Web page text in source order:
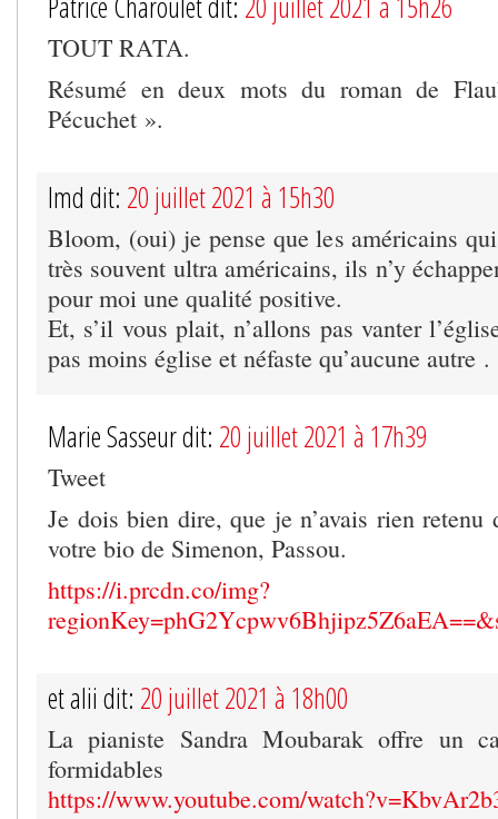
TOUT RATA.
Résumé en deux mots du roman de
Pécuchet ».
lmd dit: 20 juillet 2021 à 15h30
Bloom, (oui) je pense que les américains
très souvent ultra américains, ils n’y
pour moi une qualité positive.
Et, s’il vous plait, n’allons pas vanter
pas moins église et néfaste qu’aucune autre .
Marie Sasseur dit: 20 juillet 2021 à 17h39
Tweet
Je dois bien dire, que je n’avais rien retenu
votre bio de Simenon, Passou.
https://i.prcdn.co/img?
et alii dit: 20 juillet 2021 à 18h00
La pianiste Sandra Moubarak offre un
formidables
https://www.youtube.com/